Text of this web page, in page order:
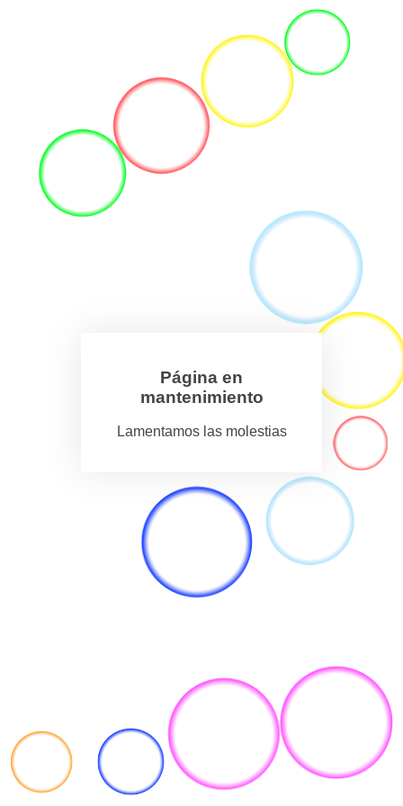
Página en
mantenimiento
Lamentamos las molestias